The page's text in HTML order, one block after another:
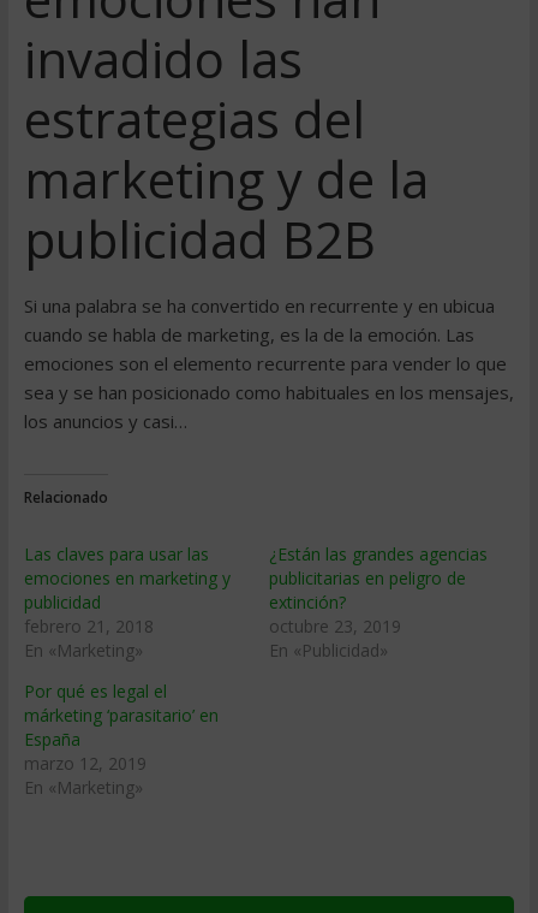
invadido las
estrategias del
marketing y de la
publicidad B2B
Si una palabra se ha convertido en recurrente y en ubicua
cuando se habla de marketing, es la de la emoción. Las
emociones son el elemento recurrente para vender lo que
sea y se han posicionado como habituales en los mensajes,
los anuncios y casi…
Relacionado
Las claves para usar las
emociones en marketing y
publicidad
febrero 21, 2018
En «Marketing»
¿Están las grandes agencias
publicitarias en peligro de
extinción?
octubre 23, 2019
En «Publicidad»
Por qué es legal el
márketing ‘parasitario’ en
España
marzo 12, 2019
En «Marketing»